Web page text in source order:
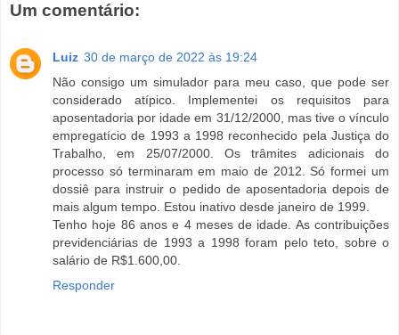
Um comentário:
Luiz 30 de março de 2022 às 19:24
Não consigo um simulador para meu caso, que pode ser
considerado atípico. Implementei os requisitos para
aposentadoria por idade em 31/12/2000, mas tive o vínculo
empregatício de 1993 a 1998 reconhecido pela Justiça do
Trabalho, em 25/07/2000. Os trâmites adicionais do
processo só terminaram em maio de 2012. Só formei um
dossiê para instruir o pedido de aposentadoria depois de
mais algum tempo. Estou inativo desde janeiro de 1999.
Tenho hoje 86 anos e 4 meses de idade. As contribuições
previdenciárias de 1993 a 1998 foram pelo teto, sobre o
salário de R$1.600,00.
Responder